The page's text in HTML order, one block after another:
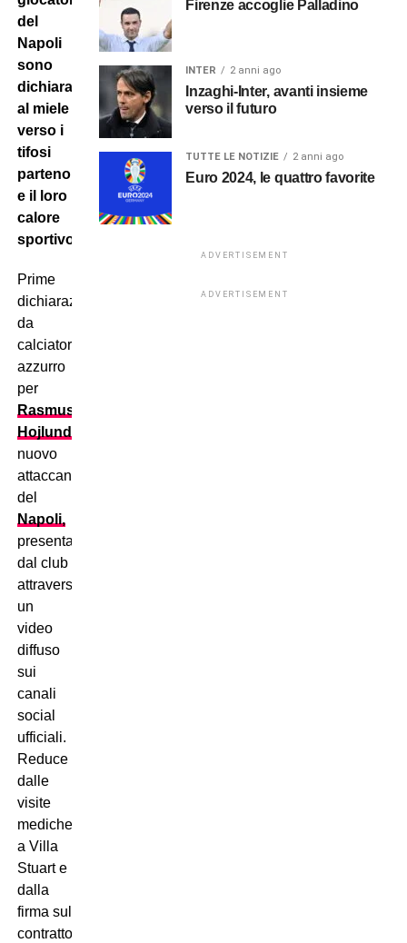
del
Napoli
sono
dichiarazioni
al miele
verso i
tifosi
partenopei
e il loro
calore
sportivo.
Prime
dichiarazioni
da
calciatore
azzurro
per
Rasmus
Hojlund
nuovo
attaccante
del
Napoli,
presentato
dal club
attraverso
un
video
diffuso
sui
canali
social
ufficiali.
Reduce
dalle
visite
mediche
a Villa
Stuart e
dalla
firma sul
contratto,
Firenze accoglie Palladino
INTER 2 anni ago
Inzaghi-Inter, avanti insieme
verso il futuro
TUTTE LE NOTIZIE 2 anni ago
Euro 2024, le quattro favorite
ADVERTISEMENT
ADVERTISEMENT